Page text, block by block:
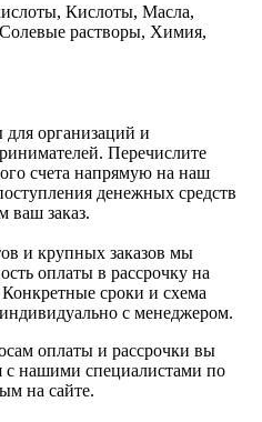
Кислоты, Масла,
растворы, Химия,
организаций и
Перечислите
счета напрямую на наш
денежных средств
ваш заказ.
и крупных заказов мы
оплаты в рассрочку на
сроки и схема
с менеджером.
оплаты и рассрочки вы
с нашими специалистами по
на сайте.